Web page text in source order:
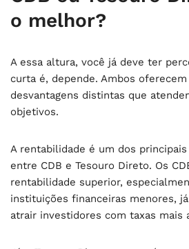
o melhor?
A essa altura, você já deve ter
curta é, depende. Ambos
desvantagens distintas que
objetivos.
A rentabilidade é um dos
entre CDB e Tesouro Direto. Os
rentabilidade superior,
instituições financeiras menores,
atrair investidores com taxas mais